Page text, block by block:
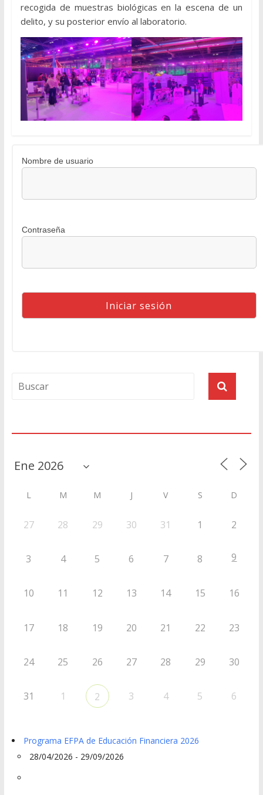
recogida de muestras biológicas en la escena de un
delito, y su posterior envío al laboratorio.
Nombre de usuario
Contraseña
L M M J V S D
27 28 29 30 31 1 2
3 4 5 6 7 8 9
10 11 12 13 14 15 16
17 18 19 20 21 22 23
24 25 26 27 28 29 30
31 1 2 3 4 5 6
Programa EFPA de Educación Financiera 2026
28/04/2026 - 29/09/2026